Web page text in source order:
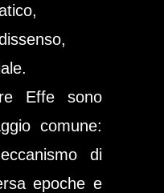
Effe sono
comune:
di
epoche e